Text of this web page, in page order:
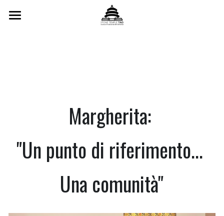
Formazione Triennale
Formazione Online
Testimonianze
Margherita:
"Un punto di riferimento...
Una comunità"